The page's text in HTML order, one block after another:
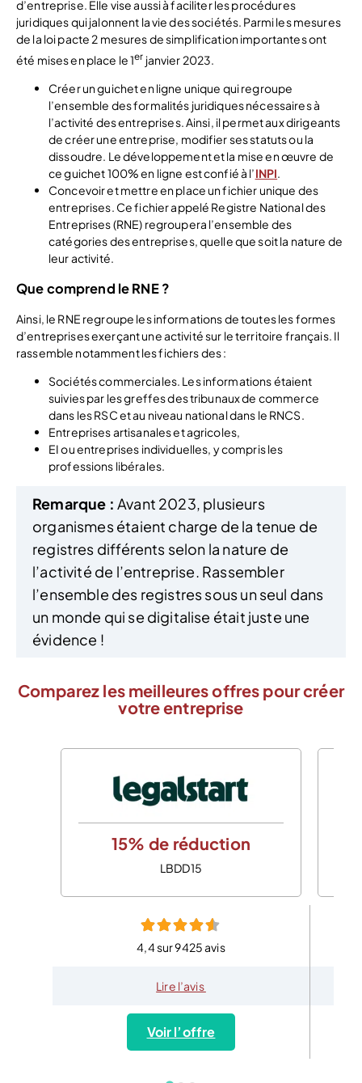
d’entreprise. Elle vise aussi à faciliter les procédures
juridiques qui jalonnent la vie des sociétés. Parmi les mesures
de la loi pacte 2 mesures de simplification importantes ont
été mises en place le 1er janvier 2023.
Créer un guichet en ligne unique qui regroupe
l’ensemble des formalités juridiques nécessaires à
l’activité des entreprises. Ainsi, il permet aux dirigeants
de créer une entreprise, modifier ses statuts ou la
dissoudre. Le développement et la mise en œuvre de
ce guichet 100% en ligne est confié à l’INPI.
Concevoir et mettre en place un fichier unique des
entreprises. Ce fichier appelé Registre National des
Entreprises (RNE) regroupera l’ensemble des
catégories des entreprises, quelle que soit la nature de
leur activité.
Que comprend le RNE ?
Ainsi, le RNE regroupe les informations de toutes les formes
d’entreprises exerçant une activité sur le territoire français. Il
rassemble notamment les fichiers des :
Sociétés commerciales. Les informations étaient
suivies par les greffes des tribunaux de commerce
dans les RSC et au niveau national dans le RNCS.
Entreprises artisanales et agricoles,
EI ou entreprises individuelles, y compris les
professions libérales.
Remarque : Avant 2023, plusieurs
organismes étaient charge de la tenue de
registres différents selon la nature de
l’activité de l’entreprise. Rassembler
l’ensemble des registres sous un seul dans
un monde qui se digitalise était juste une
évidence !
Comparez les meilleures offres pour créer
votre entreprise
15% de réduction
LBDD15
4,4 sur 9425 avis
Lire l’avis
Voir l’offre